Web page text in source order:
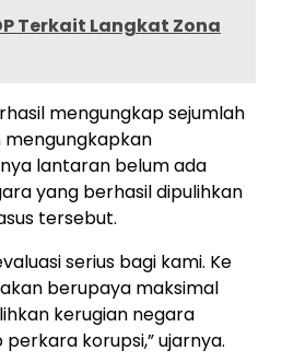
Terkait Langkat Zona
mengungkap sejumlah
mengungkapkan
lantaran belum ada
yang berhasil dipulihkan
tersebut.
serius bagi kami. Ke
berupaya maksimal
kerugian negara
korupsi,” ujarnya.